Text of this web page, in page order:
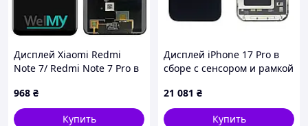
Дисплей Xiaomi Redmi
Note 7/ Redmi Note 7 Pro в
(Welmy)
968 ₴
Купить
Дисплей iPhone 17 Pro в
сборе с сенсором и рамкой
A+
21 081 ₴
Купить